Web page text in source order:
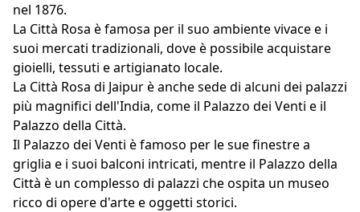
nel 1876.
La Città Rosa è famosa per il suo ambiente vivace e i
suoi mercati tradizionali, dove è possibile acquistare
gioielli, tessuti e artigianato locale.
La Città Rosa di Jaipur è anche sede di alcuni dei palazzi
più magnifici dell'India, come il Palazzo dei Venti e il
Palazzo della Città.
Il Palazzo dei Venti è famoso per le sue finestre a
griglia e i suoi balconi intricati, mentre il Palazzo della
Città è un complesso di palazzi che ospita un museo
ricco di opere d'arte e oggetti storici.